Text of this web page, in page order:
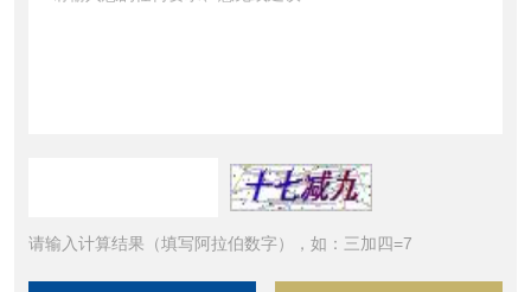
请输入计算结果（填写阿拉伯数字），如：三加四=7